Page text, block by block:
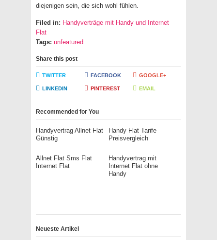
diejenigen sein, die sich wohl fühlen.
Filed in: Handyverträge mit Handy und Internet
Flat
Tags: unfeatured
Share this post
TWITTER FACEBOOK GOOGLE+
LINKEDIN PINTEREST EMAIL
Recommended for You
Handyvertrag Allnet Flat
Günstig
Handy Flat Tarife
Preisvergleich
Allnet Flat Sms Flat
Internet Flat
Handyvertrag mit
Internet Flat ohne
Handy
Neueste Artikel